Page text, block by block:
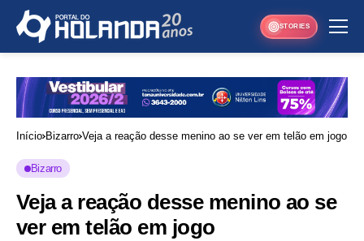
STORIES
Início Bizarro Veja a reação desse menino ao se ver em telão em jogo
Bizarro
Veja a reação desse menino ao se
ver em telão em jogo